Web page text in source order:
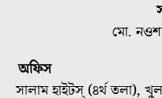
মো.
অফিস
সালাম হাইটস্ (৪র্থ তলা),